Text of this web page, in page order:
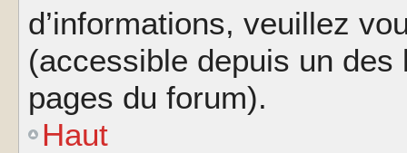
d’informations, veuillez
(accessible depuis un
pages du forum).
Haut